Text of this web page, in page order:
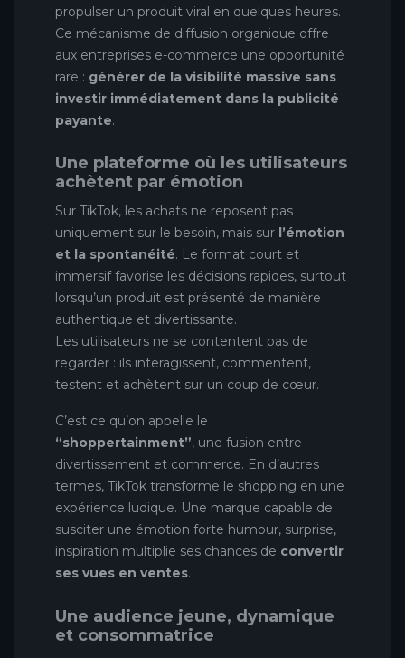
propulser un produit viral en quelques heures.
Ce mécanisme de diffusion organique offre
aux entreprises e-commerce une opportunité
rare : générer de la visibilité massive sans
investir immédiatement dans la publicité
payante.
Une plateforme où les utilisateurs
achètent par émotion
Sur TikTok, les achats ne reposent pas
uniquement sur le besoin, mais sur l’émotion
et la spontanéité. Le format court et
immersif favorise les décisions rapides, surtout
lorsqu’un produit est présenté de manière
authentique et divertissante.
Les utilisateurs ne se contentent pas de
regarder : ils interagissent, commentent,
testent et achètent sur un coup de cœur.
C’est ce qu’on appelle le
“shoppertainment”, une fusion entre
divertissement et commerce. En d’autres
termes, TikTok transforme le shopping en une
expérience ludique. Une marque capable de
susciter une émotion forte humour, surprise,
inspiration multiplie ses chances de convertir
ses vues en ventes.
Une audience jeune, dynamique
et consommatrice